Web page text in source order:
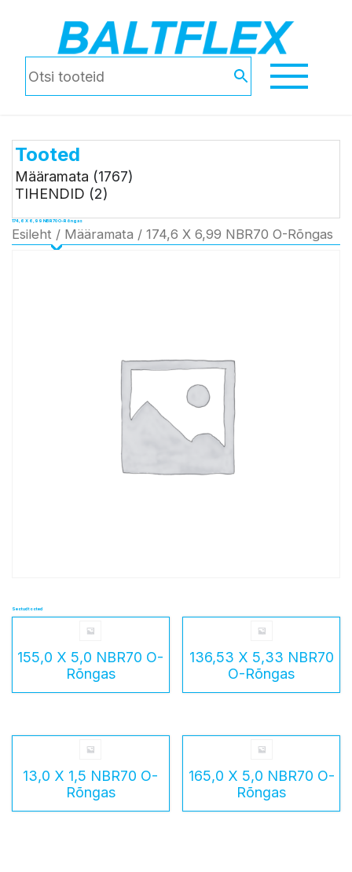
Tooted
Määramata (1767)
TIHENDID (2)
174,6 X 6,99 NBR70 O-Rõngas
Esileht / Määramata / 174,6 X 6,99 NBR70 O-Rõngas
Seotud tooted
155,0 X 5,0 NBR70 O-
Rõngas
136,53 X 5,33 NBR70
O-Rõngas
13,0 X 1,5 NBR70 O-
Rõngas
165,0 X 5,0 NBR70 O-
Rõngas